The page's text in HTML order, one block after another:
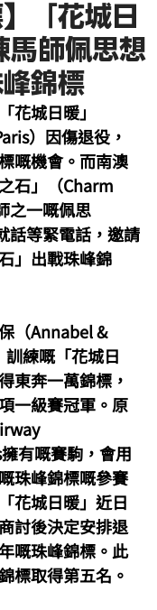
「花城日
馬師佩思想
錦標
花城日暖」
）因傷退役，
嘅機會。而南澳
石」（Charm
之一嘅佩思
話等緊電話，邀請
」出戰珠峰錦
（Annabel &
練嘅「花城日
東奔一萬錦標，
一級賽冠軍。原
有嘅賽駒，會用
珠峰錦標嘅參賽
花城日暖」近日
討後決定安排退
嘅珠峰錦標。此
標取得第五名。